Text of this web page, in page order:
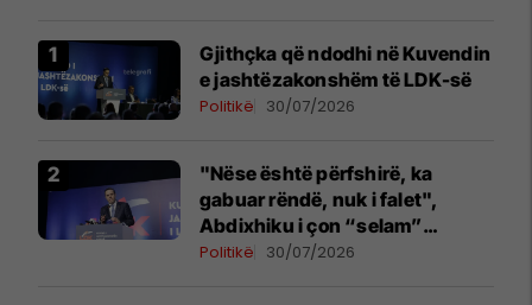
Gjithçka që ndodhi në Kuvendin
e jashtëzakonshëm të LDK-së
Politikë 30/07/2026
"Nëse është përfshirë, ka
gabuar rëndë, nuk i falet",
Abdixhiku i çon “selam”
Përparim Ramës
Politikë 30/07/2026